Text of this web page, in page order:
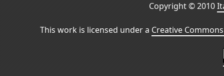
Copyright © 2010
This work is licensed under a Creative